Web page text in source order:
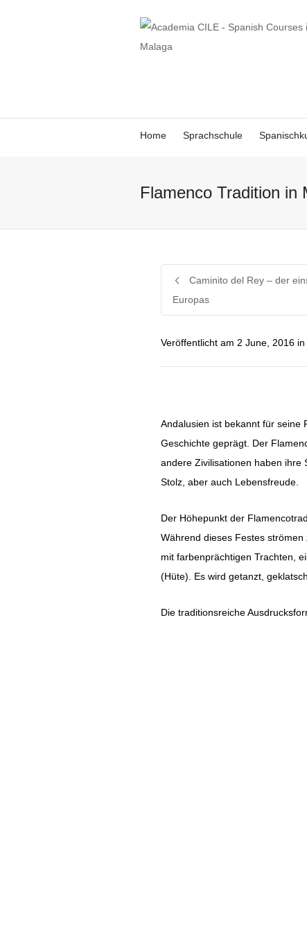
Home Sprachschule
Flamenco Tradition in
Caminito del Rey – der
Europas
Veröffentlicht am 2 June, 2016 in
Andalusien ist bekannt für seine
Geschichte geprägt. Der
andere Zivilisationen haben ihre
Stolz, aber auch Lebensfreude.
Der Höhepunkt der
Während dieses Festes
mit farbenprächtigen Trachten,
(Hüte). Es wird getanzt,
Die traditionsreiche